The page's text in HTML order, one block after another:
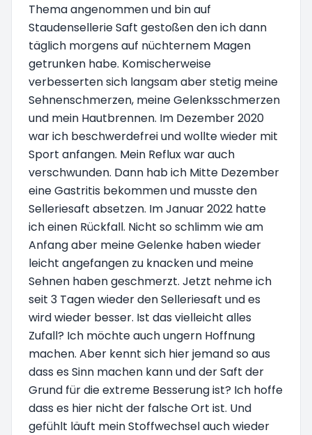
Thema angenommen und bin auf
Staudensellerie Saft gestoßen den ich dann
täglich morgens auf nüchternem Magen
getrunken habe. Komischerweise
verbesserten sich langsam aber stetig meine
Sehnenschmerzen, meine Gelenksschmerzen
und mein Hautbrennen. Im Dezember 2020
war ich beschwerdefrei und wollte wieder mit
Sport anfangen. Mein Reflux war auch
verschwunden. Dann hab ich Mitte Dezember
eine Gastritis bekommen und musste den
Selleriesaft absetzen. Im Januar 2022 hatte
ich einen Rückfall. Nicht so schlimm wie am
Anfang aber meine Gelenke haben wieder
leicht angefangen zu knacken und meine
Sehnen haben geschmerzt. Jetzt nehme ich
seit 3 Tagen wieder den Selleriesaft und es
wird wieder besser. Ist das vielleicht alles
Zufall? Ich möchte auch ungern Hoffnung
machen. Aber kennt sich hier jemand so aus
dass es Sinn machen kann und der Saft der
Grund für die extreme Besserung ist? Ich hoffe
dass es hier nicht der falsche Ort ist. Und
gefühlt läuft mein Stoffwechsel auch wieder